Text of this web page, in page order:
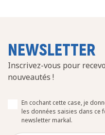
NEWSLETTER
Inscrivez-vous pour
nouveautés !
En cochant cette case, je
les données saisies dans ce
newsletter markal.